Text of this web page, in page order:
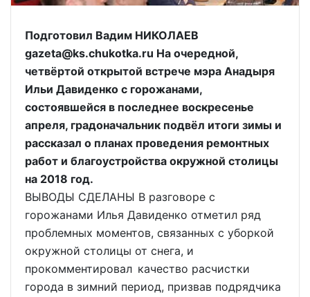
Подготовил Вадим НИКОЛАЕВ
gazeta@ks.chukotka.ru На очередной,
четвёртой открытой встрече мэра Анадыря
Ильи Давиденко с горожанами,
состоявшейся в последнее воскресенье
апреля, градоначальник подвёл итоги зимы и
рассказал о планах проведения ремонтных
работ и благоустройства окружной столицы
на 2018 год.
ВЫВОДЫ СДЕЛАНЫ В разговоре с
горожанами Илья Давиденко отметил ряд
проблемных моментов, связанных с уборкой
окружной столицы от снега, и
прокомментировал качество расчистки
города в зимний период, призвав подрядчика